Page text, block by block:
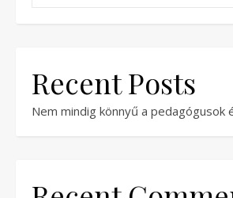
Recent Posts
Nem mindig könnyű a pedagógusok